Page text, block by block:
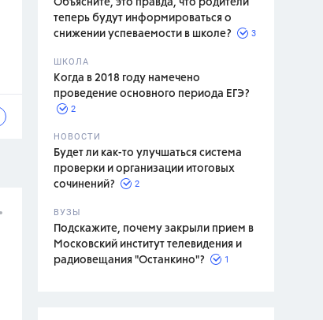
Объясните, это правда, что родители
теперь будут информироваться о
снижении успеваемости в школе?
3
ШКОЛА
Когда в 2018 году намечено
проведение основного периода ЕГЭ?
2
НОВОСТИ
Будет ли как-то улучшаться система
проверки и организации итоговых
сочинений?
2
ВУЗЫ
Подскажите, почему закрыли прием в
Московский институт телевидения и
радиовещания "Останкино"?
1